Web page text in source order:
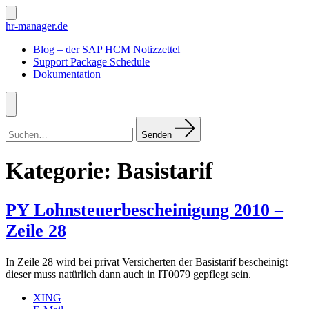
Zum
Inhalt
Suche
ein-/ausblenden
hr-manager.de
Blog – der SAP HCM Notizzettel
Support Package Schedule
Dokumentation
Menü
nach:
Senden
Kategorie: Basistarif
PY Lohnsteuerbescheinigung 2010 –
Zeile 28
In Zeile 28 wird bei privat Versicherten der Basistarif bescheinigt –
dieser muss natürlich dann auch in IT0079 gepflegt sein.
XING